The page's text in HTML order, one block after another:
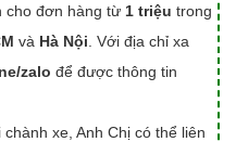
cho đơn hàng từ 1 triệu trong
và Hà Nội . Với địa chỉ xa
zalo để được thông tin
xe, Anh Chị có thể liên